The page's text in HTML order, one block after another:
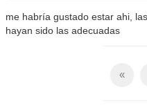
me habría gustado estar ahi,
hayan sido las adecuadas
«